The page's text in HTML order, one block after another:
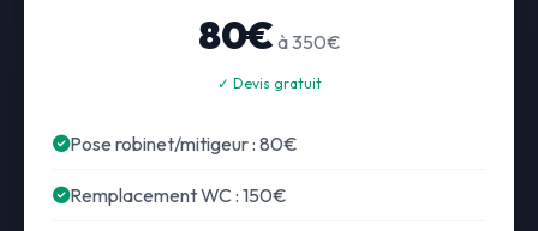
80€ à 350€
✓ Devis gratuit
Pose robinet/mitigeur : 80€
Remplacement WC : 150€